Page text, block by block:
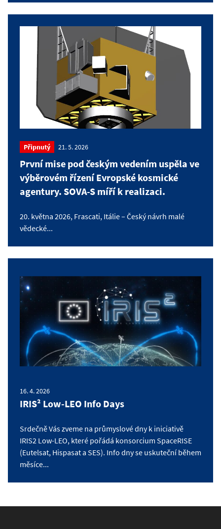
Připnutý 21. 5. 2026
První mise pod českým vedením uspěla ve
výběrovém řízení Evropské kosmické
agentury. SOVA-S míří k realizaci.
20. května 2026, Frascati, Itálie – Český návrh malé
vědecké...
16. 4. 2026
IRIS² Low-LEO Info Days
Srdečně Vás zveme na průmyslové dny k iniciativě
IRIS2 Low-LEO, které pořádá konsorcium SpaceRISE
(Eutelsat, Hispasat a SES). Info dny se uskuteční během
měsíce...